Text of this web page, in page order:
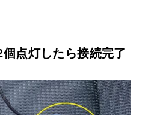
点灯したら接続完了